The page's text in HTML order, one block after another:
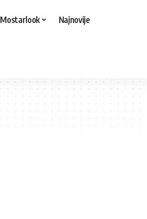
Mostarlook Najnovije